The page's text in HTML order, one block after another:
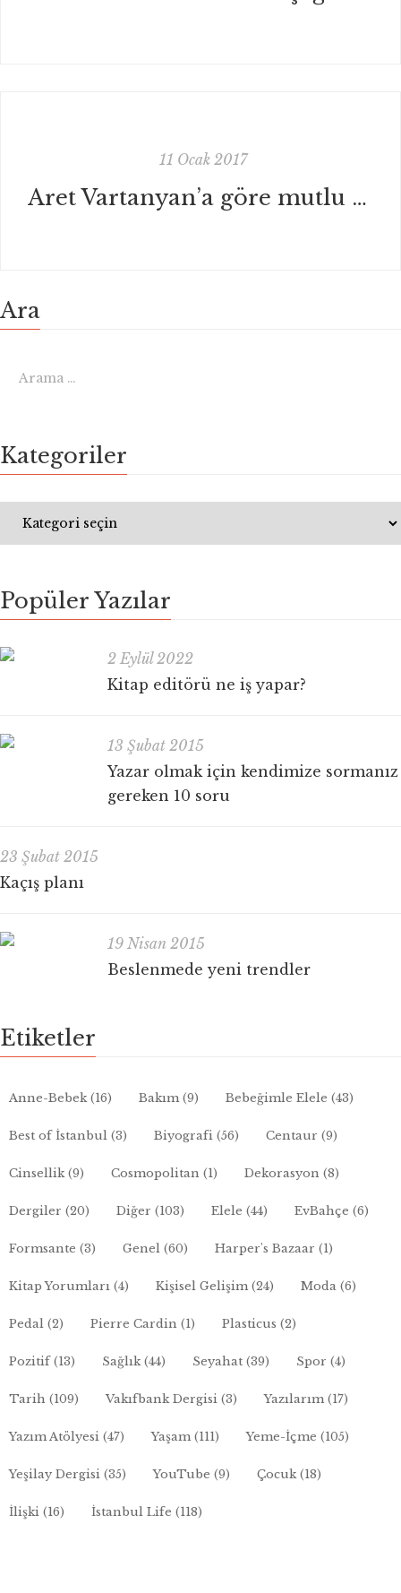
11 Ocak 2017
Aret Vartanyan’a göre mutlu olmak için 25 neden
Ara
Kategoriler
Popüler Yazılar
2 Eylül 2022
Kitap editörü ne iş yapar?
13 Şubat 2015
Yazar olmak için kendimize sormanız
gereken 10 soru
23 Şubat 2015
Kaçış planı
19 Nisan 2015
Beslenmede yeni trendler
Etiketler
Anne-Bebek(16) Bakım(9) Bebeğimle Elele (43)
Best of İstanbul (3) Biyografi (56) Centaur (9)
Cinsellik(9) Cosmopolitan (1) Dekorasyon (8)
Dergiler (20) Diğer (103) Elele (44) EvBahçe (6)
Formsante (3) Genel (60) Harper's Bazaar (1)
Kitap Yorumları (4) Kişisel Gelişim(24) Moda (6)
Pedal (2) Pierre Cardin (1) Plasticus (2)
Pozitif(13) Sağlık(44) Seyahat (39) Spor (4)
Tarih (109) Vakıfbank Dergisi (3) Yazılarım(17)
Yazım Atölyesi (47) Yaşam(111) Yeme-İçme (105)
Yeşilay Dergisi (35) YouTube (9) Çocuk(18)
İlişki (16) İstanbul Life (118)